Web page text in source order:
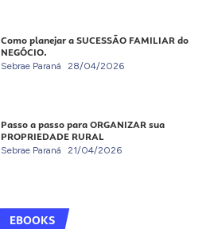
Como planejar a SUCESSÃO FAMILIAR do
NEGÓCIO.
Sebrae Paraná 28/04/2026
Passo a passo para ORGANIZAR sua
PROPRIEDADE RURAL
Sebrae Paraná 21/04/2026
EBOOKS